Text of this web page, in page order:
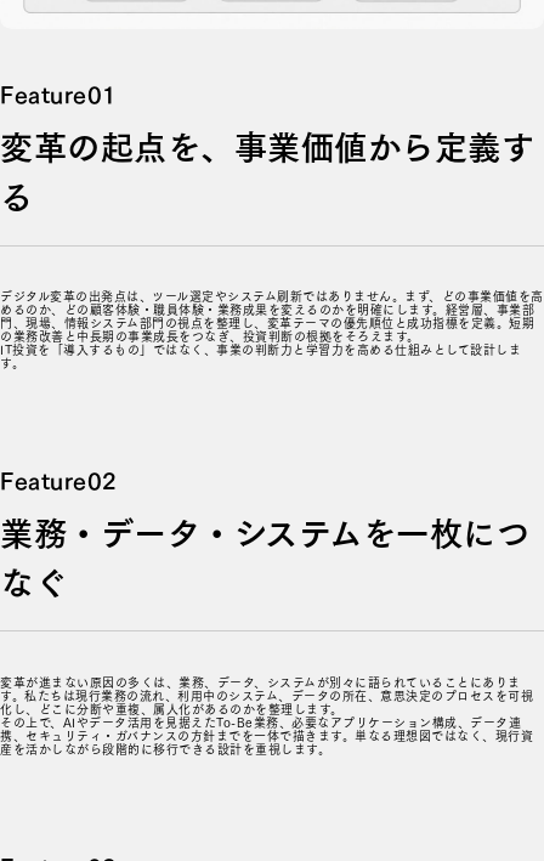
変革の起点を、事業価値から定義す
る
デジタル変革の出発点は、ツール選定やシステム刷新ではありません。まず、どの事業価値を高
めるのか、どの顧客体験・職員体験・業務成果を変えるのかを明確にします。経営層、事業部
門、現場、情報システム部門の視点を整理し、変革テーマの優先順位と成功指標を定義。短期
の業務改善と中長期の事業成長をつなぎ、投資判断の根拠をそろえます。
IT投資を「導入するもの」ではなく、事業の判断力と学習力を高める仕組みとして設計しま
す。
業務・データ・システムを一枚につ
なぐ
変革が進まない原因の多くは、業務、データ、システムが別々に語られていることにありま
す。私たちは現行業務の流れ、利用中のシステム、データの所在、意思決定のプロセスを可視
化し、どこに分断や重複、属人化があるのかを整理します。
その上で、AIやデータ活用を見据えたTo-Be業務、必要なアプリケーション構成、データ連
携、セキュリティ・ガバナンスの方針までを一体で描きます。単なる理想図ではなく、現行資
産を活かしながら段階的に移行できる設計を重視します。